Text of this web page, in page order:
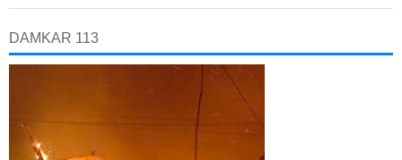
DAMKAR 113